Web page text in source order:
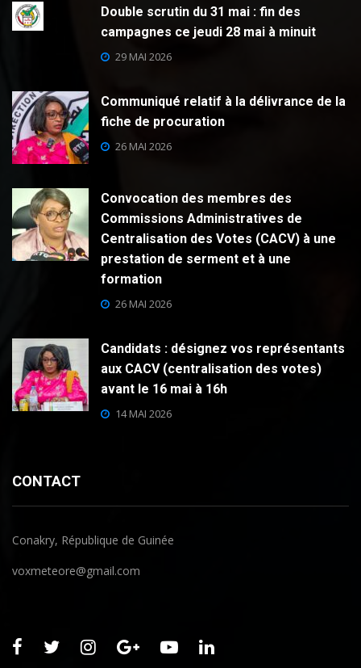
Double scrutin du 31 mai : fin des
campagnes ce jeudi 28 mai à minuit
29 MAI 2026
Communiqué relatif à la délivrance de la
fiche de procuration
26 MAI 2026
Convocation des membres des
Commissions Administratives de
Centralisation des Votes (CACV) à une
prestation de serment et à une
formation
26 MAI 2026
Candidats : désignez vos représentants
aux CACV (centralisation des votes)
avant le 16 mai à 16h
14 MAI 2026
CONTACT
Conakry, République de Guinée
voxmeteore@gmail.com